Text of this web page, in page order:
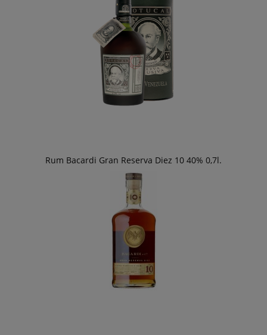
Rum Bacardi Gran Reserva Diez 10 40% 0,7l.